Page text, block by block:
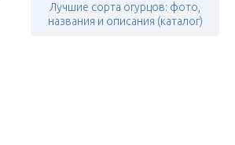
Лучшие сорта огурцов: фото,
названия и описания (каталог)